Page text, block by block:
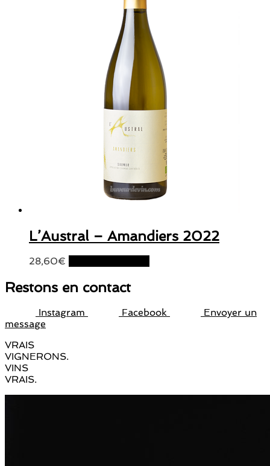
L’Austral – Amandiers 2022
28,60€
Restons en contact
Instagram Facebook
Envoyer un
message
VRAIS
VIGNERONS.
VINS
VRAIS.